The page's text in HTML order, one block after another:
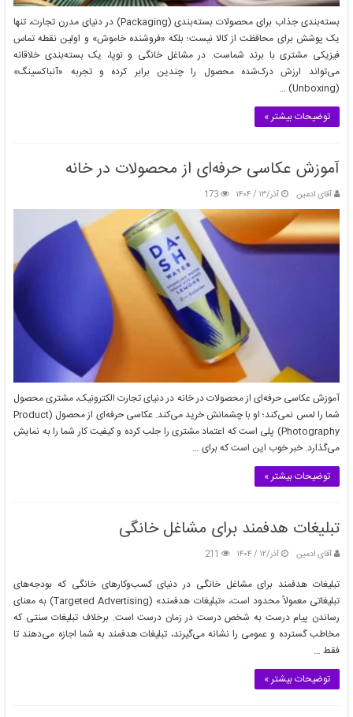
بسته‌بندی جذاب برای محصولات بسته‌بندی (Packaging) در دنیای مدرن تجارت، تنها
یک پوشش برای محافظت از کالا نیست؛ بلکه «فروشنده خاموش» و اولین نقطه تماس
فیزیکی مشتری با برند شماست. در مشاغل خانگی و نوپا، یک بسته‌بندی خلاقانه
می‌تواند ارزش درک‌شده محصول را چندین برابر کرده و تجربه «آنباکسینگ»
(Unboxing) …
توضیحات بیشتر »
آموزش عکاسی حرفه‌ای از محصولات در خانه
آقای ادمین آذر/۱۳ / ۱۴۰۴ 173
آموزش عکاسی حرفه‌ای از محصولات در خانه در دنیای تجارت الکترونیک، مشتری محصول
شما را لمس نمی‌کند؛ او با چشمانش خرید می‌کند. عکاسی حرفه‌ای از محصول (Product
Photography) پلی است که اعتماد مشتری را جلب کرده و کیفیت کار شما را به نمایش
می‌گذارد. خبر خوب این است که برای …
توضیحات بیشتر »
تبلیغات هدفمند برای مشاغل خانگی
آقای ادمین آذر/۱۲ / ۱۴۰۴ 211
تبلیغات هدفمند برای مشاغل خانگی در دنیای کسب‌وکارهای خانگی که بودجه‌های
تبلیغاتی معمولاً محدود است، «تبلیغات هدفمند» (Targeted Advertising) به معنای
رساندن پیام درست به شخص درست در زمان درست است. برخلاف تبلیغات سنتی که
مخاطب گسترده و عمومی را نشانه می‌گیرند، تبلیغات هدفمند به شما اجازه می‌دهند تا
فقط …
توضیحات بیشتر »